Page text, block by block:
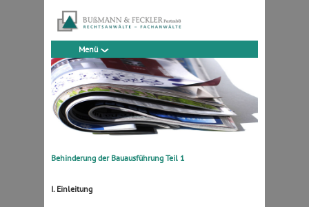
Menü
Behinderung der Bauausführung Teil 1
I. Einleitung